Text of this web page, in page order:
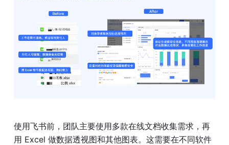
使用飞书前，团队主要使用多款在线文档收集需求，再
用 Excel 做数据透视图和其他图表。这需要在不同软件